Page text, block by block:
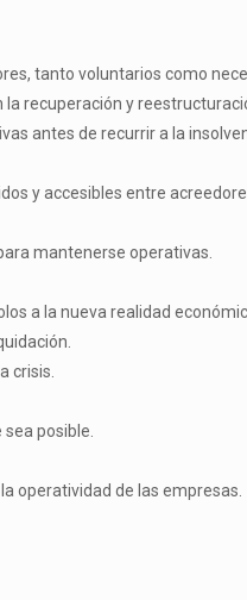
tanto voluntarios como
recuperación y
antes de recurrir a la
y accesibles entre
mantenerse operativas.
a la nueva realidad
crisis.
posible.
operatividad de las empresas.